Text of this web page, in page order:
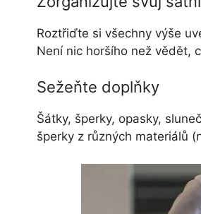
Roztřiďte si všechny výše
Není nic horšího než vědět,
Sežeňte doplňky
Šátky, šperky, opasky,
šperky z různých materiálů